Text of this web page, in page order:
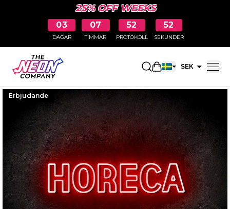
25% OFF WEEKS
03
DAGAR
07
TIMMAR
52
PROTOKOLL
51
SEKUNDER
ÖppnaSEK
Erbjudande